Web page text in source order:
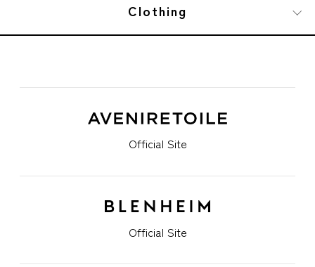
Clothing
Official Site
Official Site